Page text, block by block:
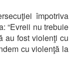
împotriva
“Evreii nu trebuie
au fost violenţi cu
cu violenţă la